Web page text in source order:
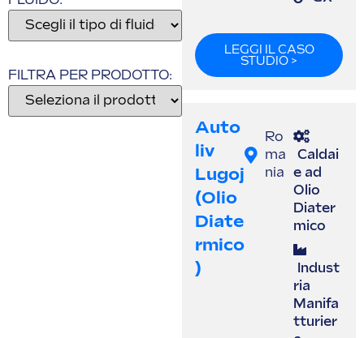
FILTRA PER PRODOTTO:
LEGGI IL CASO
STUDIO >
Auto
Liv
Lugoj
(olio
Diate
Rmico
)
Ro
ma
nia
Caldai
e ad
Olio
Diater
mico
Indust
ria
Manifa
tturier